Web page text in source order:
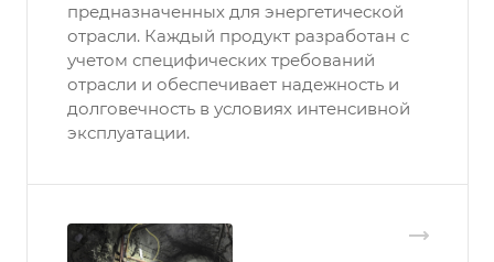
предназначенных для энергетической
отрасли. Каждый продукт разработан с
учетом специфических требований
отрасли и обеспечивает надежность и
долговечность в условиях интенсивной
эксплуатации.